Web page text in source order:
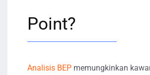
Point?
Analisis BEP memungkinkan